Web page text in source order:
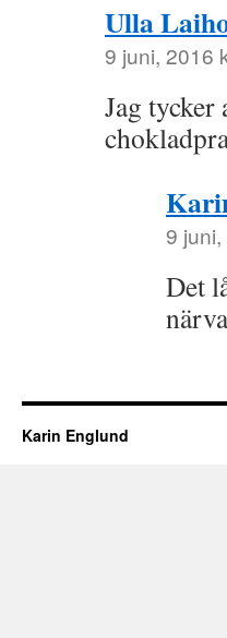
Ulla
9 juni, 2016
Jag tycker
9
Det
Karin Englund